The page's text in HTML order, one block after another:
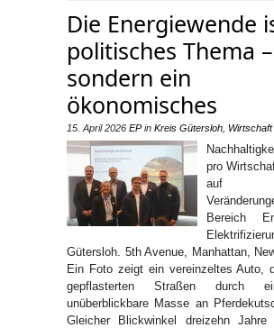
Die Energiewende
politisches Thema –
sondern ein
ökonomisches
15. April 2026 EPin Kreis Gütersloh Wirtschaft
pro
auf
Bereich
Gütersloh. 5th Avenue, Manhattan,
Ein Foto zeigt ein vereinzeltes Auto,
gepflasterten Straßen durch
unüberblickbare Masse an
Gleicher Blickwinkel dreizehn